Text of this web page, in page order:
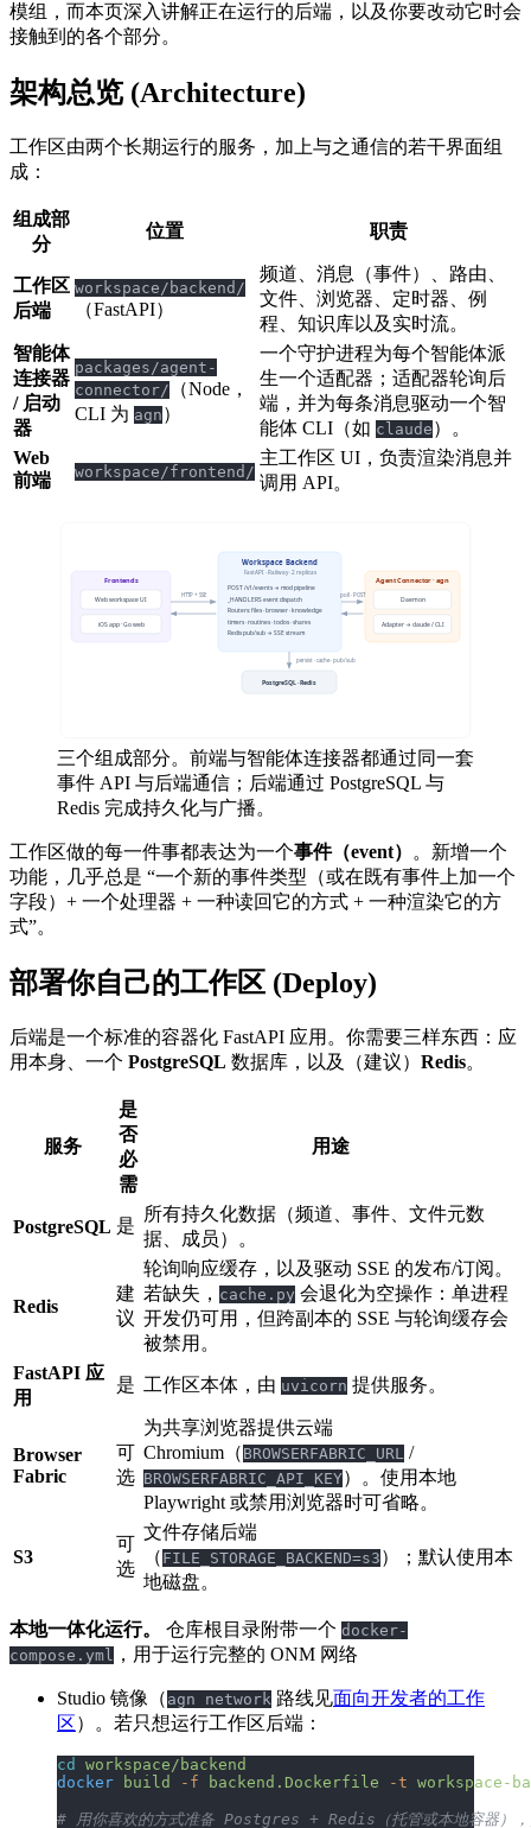
模组，而本页深入讲解正在运行的后端，以及你要改动它时会
接触到的各个部分。
架构总览 (Architecture)
工作区由两个长期运行的服务，加上与之通信的若干界面组
成：
组成部
分
位置 职责
工作区
后端
workspace/backend/
（FastAPI）
频道、消息（事件）、路由、
文件、浏览器、定时器、例
程、知识库以及实时流。
智能体
连接器
/ 启动
器
packages/agent-
connector/
（Node，
CLI 为 agn ）
一个守护进程为每个智能体派
生一个适配器；适配器轮询后
端，并为每条消息驱动一个智
能体 CLI（如 claude ）。
Web
前端
workspace/frontend/
主工作区 UI，负责渲染消息并
调用 API。
三个组成部分。前端与智能体连接器都通过同一套
事件 API 与后端通信；后端通过 PostgreSQL 与
Redis 完成持久化与广播。
工作区做的每一件事都表达为一个事件（event）
。新增一个
功能，几乎总是 “一个新的事件类型（或在既有事件上加一个
字段）+ 一个处理器 + 一种读回它的方式 + 一种渲染它的方
式”。
部署你自己的工作区 (Deploy)
后端是一个标准的容器化 FastAPI 应用。你需要三样东西：应
用本身、一个 PostgreSQL 数据库，以及（建议） Redis。
服务
是
否
必
需
用途
PostgreSQL 是
所有持久化数据（频道、事件、文件元数
据、成员）。
Redis
建
议
轮询响应缓存，以及驱动 SSE 的发布/订阅。
若缺失， cache.py 会退化为空操作：单进程
开发仍可用，但跨副本的 SSE 与轮询缓存会
被禁用。
FastAPI 应
用
是 工作区本体，由 uvicorn 提供服务。
Browser
Fabric
可
选
为共享浏览器提供云端
Chromium（ BROWSERFABRIC_URL /
BROWSERFABRIC_API_KEY）。使用本地
Playwright 或禁用浏览器时可省略。
S3
可
选
文件存储后端
（ FILE_STORAGE_BACKEND=s3 ）；默认使用本
地磁盘。
本地一体化运行。 仓库根目录附带一个 docker-
compose.yml
，用于运行完整的 ONM 网络
Studio 镜像（ agn network 路线见面向开发者的工作
区）。若只想运行工作区后端：
cd
workspace/backend
docker build -f backend.Dockerfile -t workspace-
# 用你喜欢的方式准备 Postgres + Redis（托管或本地容器），